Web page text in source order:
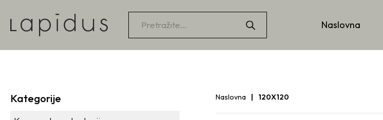
Products
search
Naslovna
Kategorije Naslovna 120X120